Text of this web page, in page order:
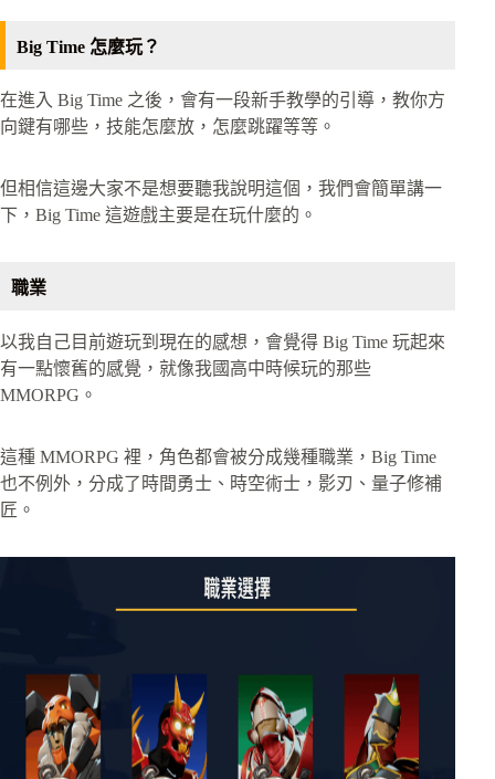
Big Time 怎麼玩？
在進入 Big Time 之後，會有一段新手教學的引導，教你方
向鍵有哪些，技能怎麼放，怎麼跳躍等等。
但相信這邊大家不是想要聽我說明這個，我們會簡單講一
下，Big Time 這遊戲主要是在玩什麼的。
職業
以我自己目前遊玩到現在的感想，會覺得 Big Time 玩起來
有一點懷舊的感覺，就像我國高中時候玩的那些
MMORPG。
這種 MMORPG 裡，角色都會被分成幾種職業，Big Time
也不例外，分成了時間勇士、時空術士，影刃、量子修補
匠。